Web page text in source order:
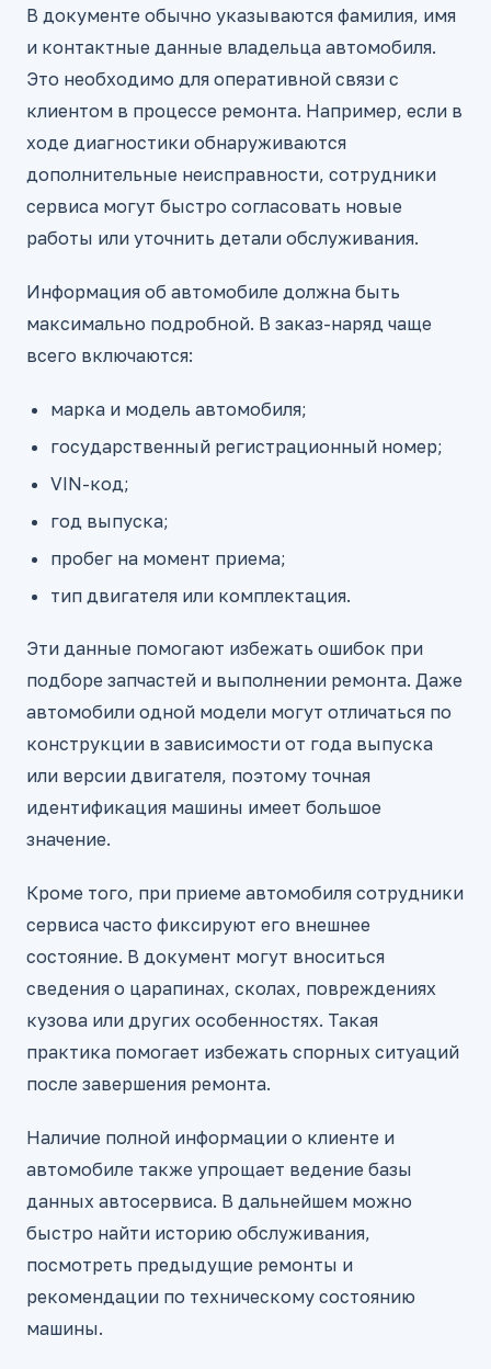
В документе обычно указываются фамилия, имя
и контактные данные владельца автомобиля.
Это необходимо для оперативной связи с
клиентом в процессе ремонта. Например, если в
ходе диагностики обнаруживаются
дополнительные неисправности, сотрудники
сервиса могут быстро согласовать новые
работы или уточнить детали обслуживания.
Информация об автомобиле должна быть
максимально подробной. В заказ-наряд чаще
всего включаются:
марка и модель автомобиля;
государственный регистрационный номер;
VIN-код;
год выпуска;
пробег на момент приема;
тип двигателя или комплектация.
Эти данные помогают избежать ошибок при
подборе запчастей и выполнении ремонта. Даже
автомобили одной модели могут отличаться по
конструкции в зависимости от года выпуска
или версии двигателя, поэтому точная
идентификация машины имеет большое
значение.
Кроме того, при приеме автомобиля сотрудники
сервиса часто фиксируют его внешнее
состояние. В документ могут вноситься
сведения о царапинах, сколах, повреждениях
кузова или других особенностях. Такая
практика помогает избежать спорных ситуаций
после завершения ремонта.
Наличие полной информации о клиенте и
автомобиле также упрощает ведение базы
данных автосервиса. В дальнейшем можно
быстро найти историю обслуживания,
посмотреть предыдущие ремонты и
рекомендации по техническому состоянию
машины.